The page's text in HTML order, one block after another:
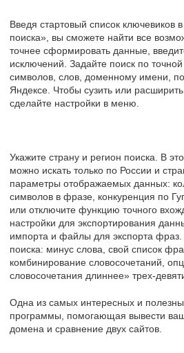
Введя стартовый список ключевиков
поиска», вы сможете найти все
точнее сформировать данные,
исключений. Задайте поиск по
символов, слов, доменному имени, по
Яндексе. Чтобы сузить или расширить
сделайте настройки в меню.
Укажите страну и регион поиска. В
можно искать только по России и
параметры отображаемых данных:
символов в фразе, конкуренция по
или отключите функцию точного
настройки для экспортирования
импорта и файлы для экспорта
поиска: минус слова, свой список
комбинирование словосочетаний,
словосочетания длиннее» трех-
Одна из самых интересных и
программы, помогающая вывести
домена и сравнение двух сайтов.